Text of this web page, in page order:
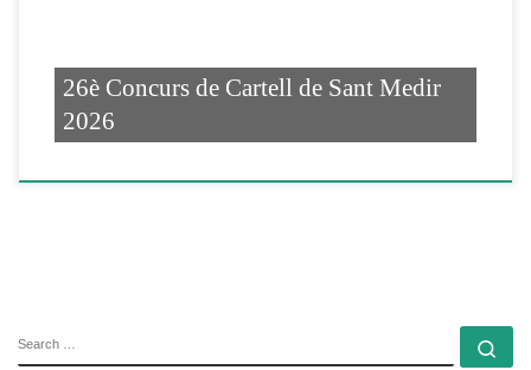
26è Concurs de Cartell de Sant Medir
2026